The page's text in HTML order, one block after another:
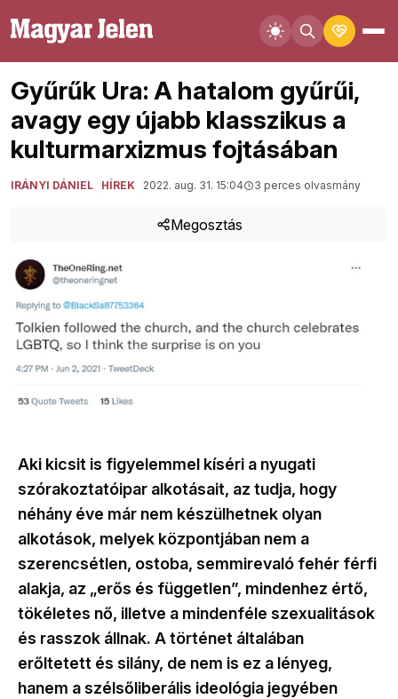
Gyűrűk Ura: A hatalom gyűrűi,
avagy egy újabb klasszikus a
kulturmarxizmus fojtásában
IRÁNYI DÁNIEL HÍREK 2022. aug. 31. 15:04 3 perces olvasmány
Megosztás
Aki kicsit is figyelemmel kíséri a nyugati
szórakoztatóipar alkotásait, az tudja, hogy
néhány éve már nem készülhetnek olyan
alkotások, melyek központjában nem a
szerencsétlen, ostoba, semmirevaló fehér férfi
alakja, az „erős és független”, mindenhez értő,
tökéletes nő, illetve a mindenféle szexualitások
és rasszok állnak. A történet általában
erőltetett és silány, de nem is ez a lényeg,
hanem a szélsőliberális ideológia jegyében